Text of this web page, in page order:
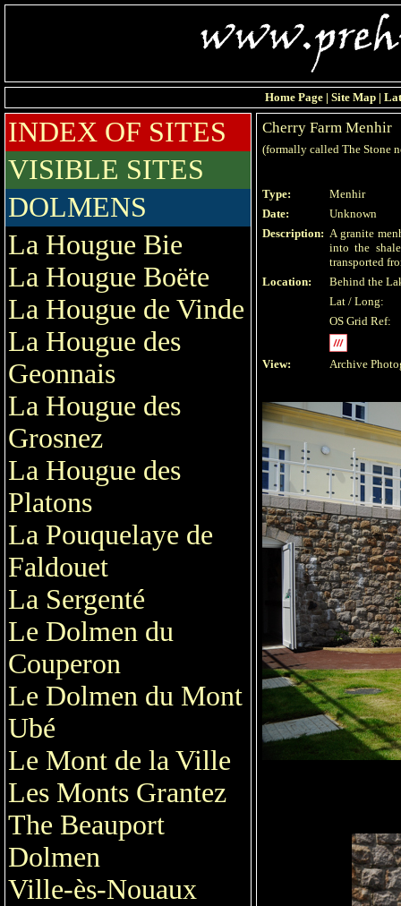
Home Page | Site Map |
INDEX OF SITES
VISIBLE SITES
DOLMENS
La Hougue Bie
La Hougue Boëte
La Hougue de Vinde
La Hougue des
Geonnais
La Hougue des
Grosnez
La Hougue des
Platons
La Pouquelaye de
Faldouet
La Sergenté
Le Dolmen du
Couperon
Le Dolmen du Mont
Ubé
Le Mont de la Ville
Les Monts Grantez
The Beauport
Dolmen
Ville-ès-Nouaux
Cherry Farm Menhir
(formally called The Stone
Type:
Menhir
Date:
Unknown
Description: A granite
into the
transported
Location:
Behind the
Lat / Long:
OS Grid Ref:
View: Archive